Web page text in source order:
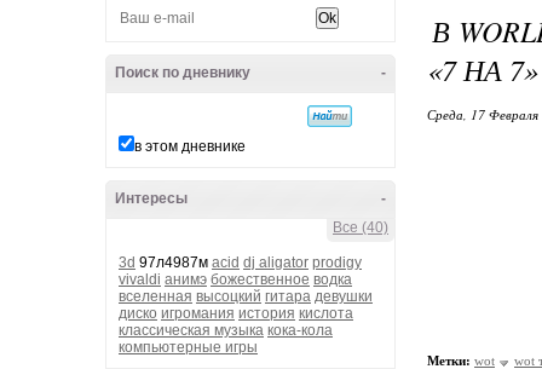
-
Поиск по дневнику
в этом дневнике
-
Интересы
Все (40)
3d 97л4987м acid dj aligator prodigy
vivaldi анимэ божественное водка
вселенная высоцкий гитара девушки
диско игромания история кислота
классическая музыка кока-кола
компьютерные игры
В
«7 НА
Среда, 17
Метки: wot wot